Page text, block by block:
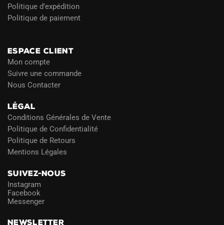
Politique d’expédition
Politique de paiement
ESPACE CLIENT
Mon compte
Suivre une commande
Nous Contacter
LÉGAL
Conditions Générales de Vente
Politique de Confidentialité
Politique de Retours
Mentions Légales
SUIVEZ-NOUS
Instagram
Facebook
Messenger
NEWSLETTER